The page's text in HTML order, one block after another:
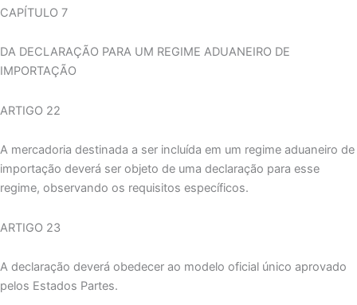
CAPÍTULO 7
DA DECLARAÇÃO PARA UM REGIME ADUANEIRO DE
IMPORTAÇÃO
ARTIGO 22
A mercadoria destinada a ser incluída em um regime aduaneiro de
importação deverá ser objeto de uma declaração para esse
regime, observando os requisitos específicos.
ARTIGO 23
A declaração deverá obedecer ao modelo oficial único aprovado
pelos Estados Partes.